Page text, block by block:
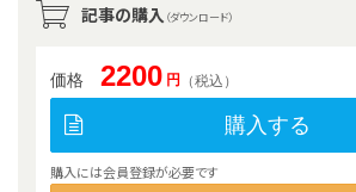
記事の購入 （ダウンロード）
価格 2200 円 （税込）
購入する
購入には会員登録が必要です